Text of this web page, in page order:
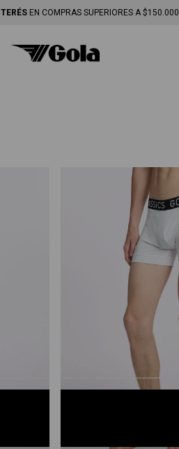
EN COMPRAS SUPERIORES A $150.000